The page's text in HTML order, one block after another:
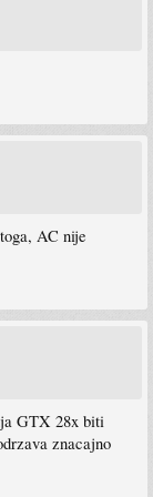
AC nije
GTX 28x biti
znacajno